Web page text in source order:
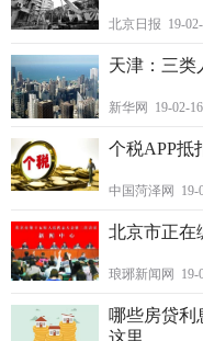
北京日报 19-
天津：三类
新华网 19-02-16
个税APP抵
中国菏泽网 19-
北京市正在
琅琊新闻网 19-
哪些房贷利
这里